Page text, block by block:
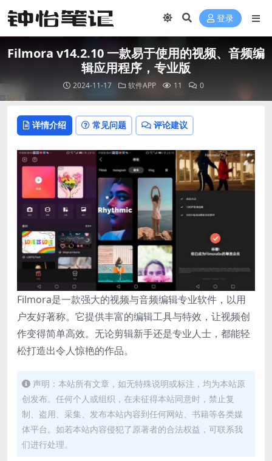
登录
Filmora v14.2.10 一款易于使用的视频、音频编
辑应用程序，专业版
2024-11-17 软件APP 11 0
详情介绍 常见问题 评论建议
Filmora是一款强大的视频与音频编辑专业软件，以用
户友好著称。它提供丰富的编辑工具与特效，让视频创
作变得简单高效。无论剪辑新手还是专业人士，都能轻
松打造出令人惊艳的作品。
声明：本站所有文章，如无特殊说明或标注，均为本站原
创发布。任何个人或组织，在未征得本站同意时，禁止复
制、盗用、采集、发布本站内容到任何网站、书籍等各类媒
体平台。如若本站内容侵犯了原著者的合法权益，可联系我
们进行处理。